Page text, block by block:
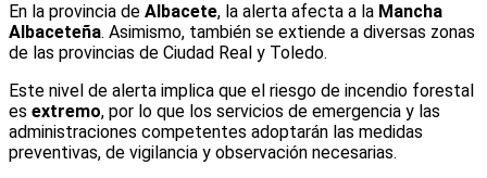
En la provincia de Albacete, la alerta afecta a la Mancha
Albaceteña. Asimismo, también se extiende a diversas zonas
de las provincias de Ciudad Real y Toledo.
Este nivel de alerta implica que el riesgo de incendio forestal
es extremo, por lo que los servicios de emergencia y las
administraciones competentes adoptarán las medidas
preventivas, de vigilancia y observación necesarias.